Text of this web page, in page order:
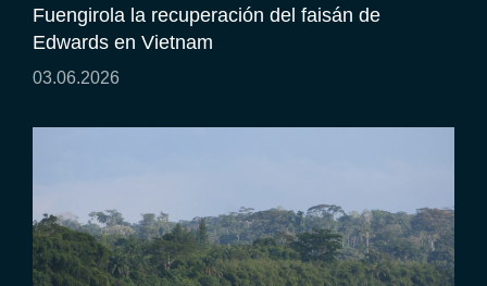
Fuengirola la recuperación del faisán de
Edwards en Vietnam
03.06.2026